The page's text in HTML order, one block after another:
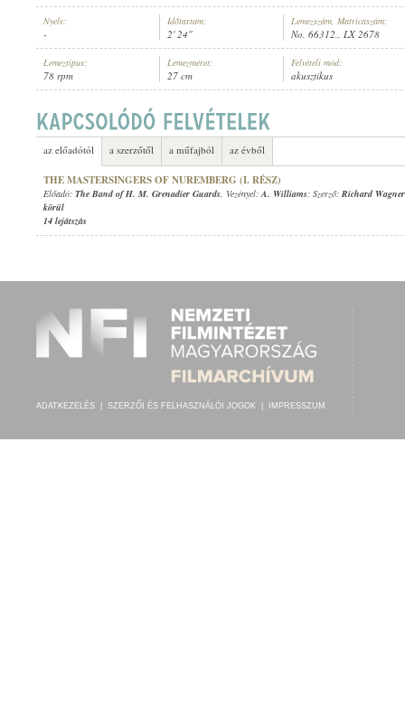
ELŐADÓ: THE BAND OF H. M. GRENADIER GUARDS , VEZÉNYEL:A. WILLIAMS
Nyelv:
-
Időtartam:
2' 24"
Lemezszám, Matricaszám:
No. 66312., LX 2678
Lemeztípus:
78 rpm
Lemezméret:
27 cm
Felvételi mód:
akusztikus
az előadótól a szerzőtől a műfajból az évből
THE MASTERSINGERS OF NUREMBERG (I. RÉSZ)
Előadó: The Band of H. M. Grenadier Guards, Vezényel:A. Williams; Szerző: Richard Wagner
körül
14 lejátszás
ADATKEZELÉS SZERZŐI ÉS FELHASZNÁLÓI JOGOK IMPRESSZUM